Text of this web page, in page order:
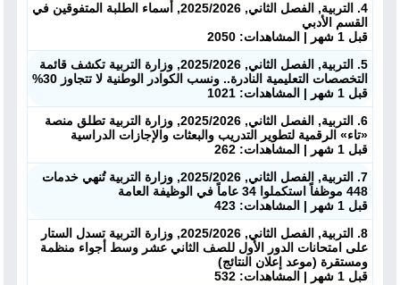
4. التربية, الفصل الثاني, 2025/2026, أسماء الطلبة المتفوقين في
القسم الأدبي
قبل 1 شهر | المشاهدات: 2050
5. التربية, الفصل الثاني, 2025/2026, وزارة التربية تكشف قائمة
التخصصات التعليمية النادرة.. ونسب الكوادر الوطنية لا تتجاوز 30%
قبل 1 شهر | المشاهدات: 1021
6. التربية, الفصل الثاني, 2025/2026, وزارة التربية تطلق منصة
«تاء» الرقمية لتطوير التدريب والبعثات والإجازات الدراسية
قبل 1 شهر | المشاهدات: 262
7. التربية, الفصل الثاني, 2025/2026, وزارة التربية تُنهي خدمات
448 موظفاً استكملوا 34 عاماً في الوظيفة العامة
قبل 1 شهر | المشاهدات: 423
8. التربية, الفصل الثاني, 2025/2026, وزارة التربية تسدل الستار
على امتحانات الدور الأول للصف الثاني عشر وسط أجواء منظمة
ومستقرة (موعد إعلان النتائج)
قبل 1 شهر | المشاهدات: 532